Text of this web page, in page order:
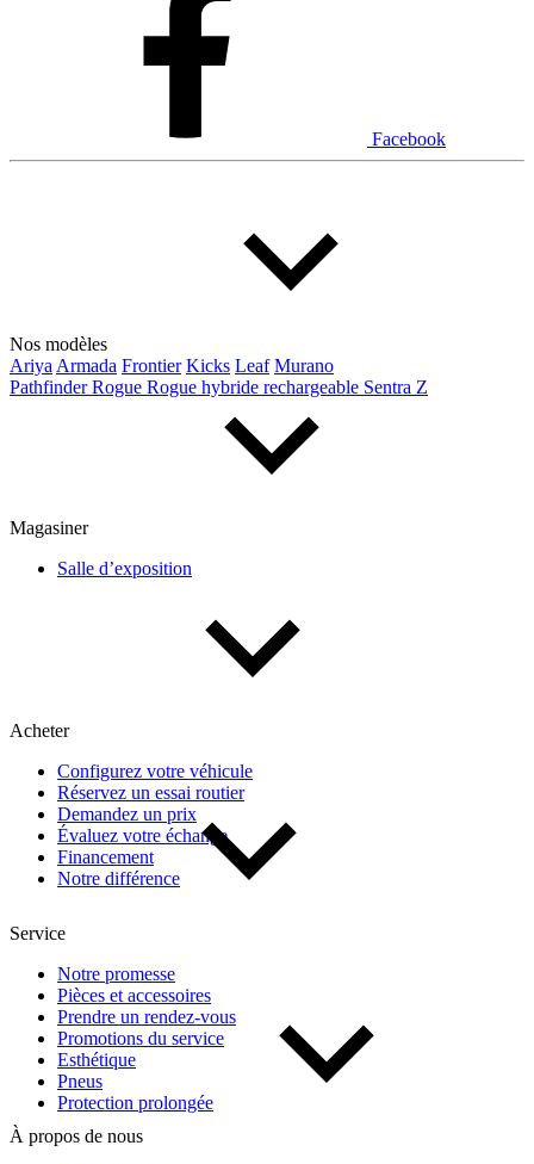
Facebook
Nos modèles
Ariya Armada Frontier Kicks Leaf Murano
PathfinderRogue Rogue hybride rechargeable Sentra Z
Magasiner
Salle d’exposition
Acheter
Configurez votre véhicule
Réservez un essai routier
Demandez un prix
Évaluez votre échange
Financement
Notre différence
Service
Notre promesse
Pièces et accessoires
Prendre un rendez-vous
Promotions du service
Esthétique
Pneus
Protection prolongée
À propos de nous